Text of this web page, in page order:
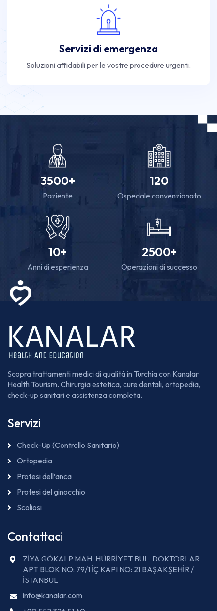
Servizi di emergenza
Soluzioni affidabili per le vostre procedure urgenti.
3500+
Paziente
120
Ospedale convenzionato
10+
Anni di esperienza
2500+
Operazioni di successo
Scopra trattamenti medici di qualità in Turchia con Kanalar
Health Tourism. Chirurgia estetica, cure dentali, ortopedia,
check-up sanitari e assistenza completa.
Servizi
Check-Up (Controllo Sanitario)
Ortopedia
Protesi dell’anca
Protesi del ginocchio
Scoliosi
Contattaci
ZİYA GÖKALP MAH. HÜRRİYET BUL. DOKTORLAR
APT BLOK NO: 79/1 İÇ KAPI NO: 21 BAŞAKŞEHİR /
İSTANBUL
info@kanalar.com